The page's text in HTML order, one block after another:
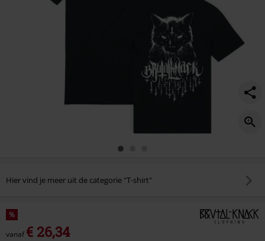
Hier vind je meer uit de categorie "T-shirt"
%
vanaf€ 26,34